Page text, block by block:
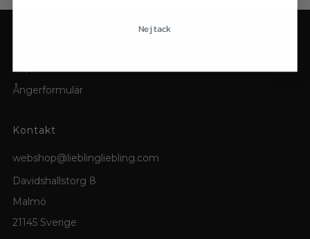
Ångerformulär
Kontakt
webshop@lieblingliebling.com
Davidshallstorg 8
Malmö
21145 Sverige
Nej tack